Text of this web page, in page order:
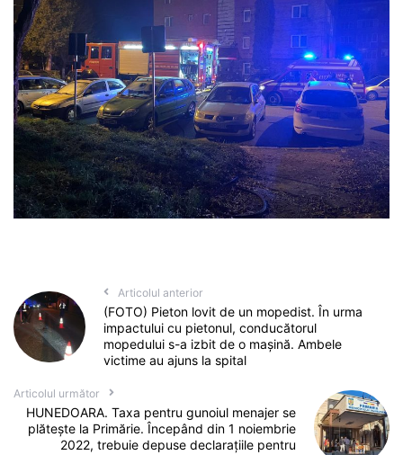
Articolul anterior
(FOTO) Pieton lovit de un mopedist. În urma
impactului cu pietonul, conducătorul
mopedului s-a izbit de o mașină. Ambele
victime au ajuns la spital
Articolul următor
HUNEDOARA. Taxa pentru gunoiul menajer se
plăteşte la Primărie. Începând din 1 noiembrie
2022, trebuie depuse declaraţiile pentru